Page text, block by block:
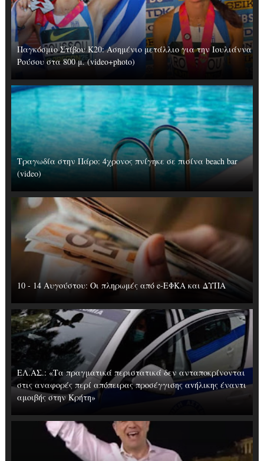
Παγκόσμιο Στίβου Κ20: Ασημένιο μετάλλιο για την Ιουλιάννα
Ρούσου στα 800 μ. (video+photo)
Τραγωδία στην Πάρο: 4χρονος πνίγηκε σε πισίνα beach bar
(video)
10 - 14 Αυγούστου: Οι πληρωμές από e-ΕΦΚΑ και ΔΥΠΑ
ΕΛ.ΑΣ.: «Τα πραγματικά περιστατικά δεν ανταποκρίνονται
στις αναφορές περί απόπειρας προσέγγισης αvήλικης έναντι
αμοιβής στην Κρήτη»